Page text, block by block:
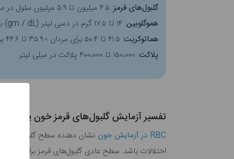
گلبول‌های قرمز: ۴.۵ میلیون تا ۵.۹ میلیون سلول در میلی لیتر برای مردان ؛ ۴.۱ میلیون تا ۵.۱ میلیون سلول در میلی لیتر برای زنان
هموگلوبین: ۱۴ تا ۱۷.۵ گرم در دسی لیتر (gm / dL) برای مردان ؛ ۱۳.۵ تا ۱۶.۹ گرم در دسی لیتر برای زنان
هماتوکریت: ۴۱.۵ تا ۵۰.۴ برای مردان ؛ ۳۵.۹ تا ۴۴.۶ برای زنان
پلاکت: ۱۵۰،۰۰۰ تا ۴۰۰،۰۰۰ پلاکت در میلی لیتر
تفسیر آزمایش گلبول‌های قرمز خون یا RBC
RBC در آزمایش خون نشان دهنده سطح گلبول‌های
اختلالات باشد. سطح عادی گلبول‌های قرمز برای مردها